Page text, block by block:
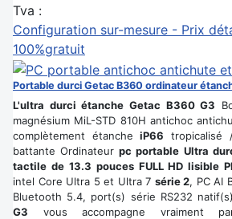
Tva :
Configuration sur-mesure - Prix
100%gratuit
Portable durci Getac B360 ordinateur
L'ultra durci étanche Getac B360 G3
magnésium MiL-STD 810H antichoc
complètement étancheiP66 tropicalisé
battante Ordinateurpc portable Ultra
tactile de 13.3 pouces FULL HD lisible
intel Core Ultra 5 et Ultra 7 série 2, PC AI
Bluetooth 5.4, port(s) série RS232
G3 vous accompagne vraiment